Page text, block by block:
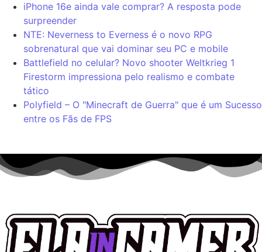
iPhone 16e ainda vale comprar? A resposta pode
surpreender
NTE: Neverness to Everness é o novo RPG
sobrenatural que vai dominar seu PC e mobile
Battlefield no celular? Novo shooter Weltkrieg 1
Firestorm impressiona pelo realismo e combate
tático
Polyfield – O "Minecraft de Guerra" que é um Sucesso
entre os Fãs de FPS